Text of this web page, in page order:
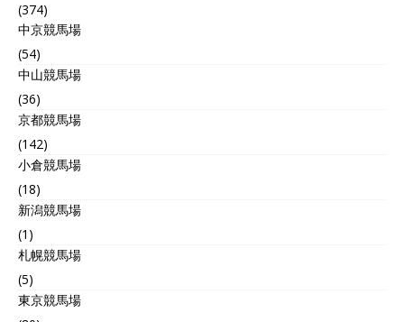
(374)
中京競馬場
(54)
中山競馬場
(36)
京都競馬場
(142)
小倉競馬場
(18)
新潟競馬場
(1)
札幌競馬場
(5)
東京競馬場